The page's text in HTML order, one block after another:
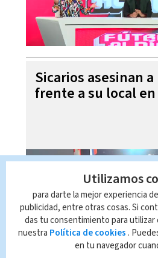
Sicarios asesinan
frente a su local
Utilizamos
para darte la mejor experiencia
publicidad, entre otras cosas. Si
das tu consentimiento para utilizar
nuestra Política de cookies .
en tu navegador